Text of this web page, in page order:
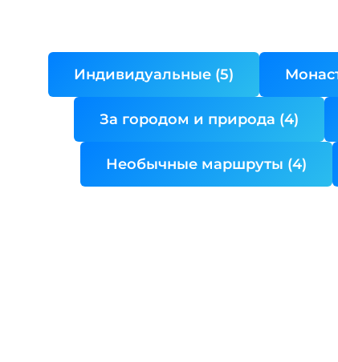
Индивидуальные (5)
За городом и природа (4)
Необычные маршруты (4)